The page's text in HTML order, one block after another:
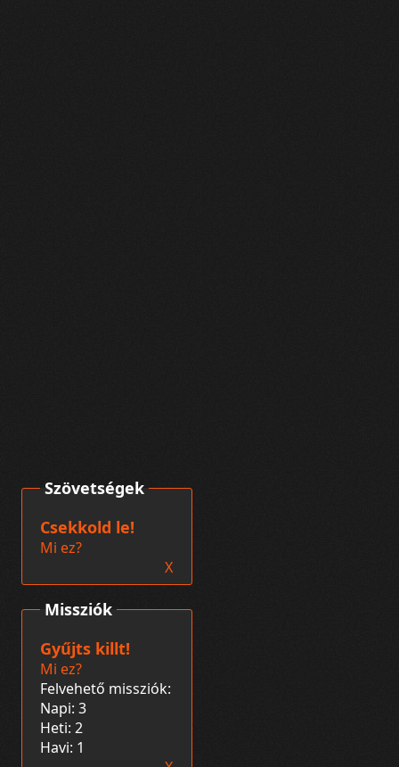
Missziók
Gyűjts killt!
Mi ez?
Felvehető missziók:
Napi: 3
Heti: 2
Havi: 1
Szövetségek
Csekkold le!
Mi ez?
X